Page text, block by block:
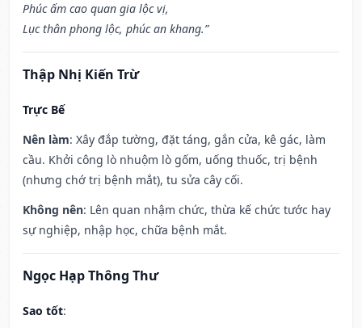
Phúc ấm cao quan gia lộc vị,
Lục thân phong lộc, phúc an khang.”
Thập Nhị Kiến Trừ
Trực Bế
Nên làm: Xây đắp tường, đặt táng, gắn cửa, kê gác, làm
cầu. Khởi công lò nhuộm lò gốm, uống thuốc, trị bệnh
(nhưng chớ trị bệnh mắt), tu sửa cây cối.
Không nên: Lên quan nhậm chức, thừa kế chức tước hay
sự nghiệp, nhập học, chữa bệnh mắt.
Ngọc Hạp Thông Thư
Sao tốt: